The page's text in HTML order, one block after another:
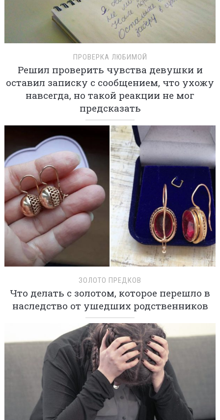
ПРОВЕРКА ЛЮБИМОЙ
Решил проверить чувства девушки и
оставил записку с сообщением, что ухожу
навсегда, но такой реакции не мог
предсказать
ЗОЛОТО ПРЕДКОВ
Что делать с золотом, которое перешло в
наследство от ушедших родственников